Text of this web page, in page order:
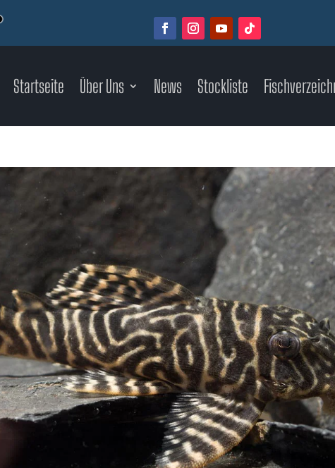
Startseite Über Uns News Stockliste